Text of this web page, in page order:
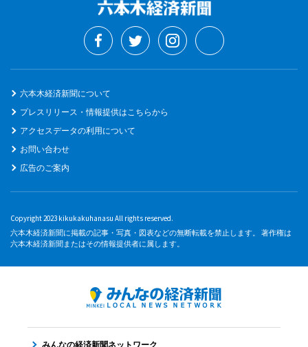
六本木経済新聞について
プレスリリース・情報提供はこちらから
アクセスデータの利用について
お問い合わせ
広告のご案内
Copyright 2023 kikukakuhanasu All rights reserved.
六本木経済新聞に掲載の記事・写真・図表などの無断転載を禁止します。 著作権は
六本木経済新聞またはその情報提供者に属します。
みんなの経済新聞ネットワーク